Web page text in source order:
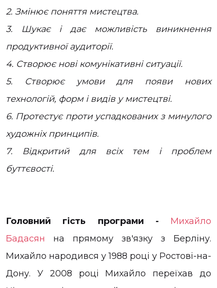
2. Змінює поняття мистецтва.
3. Шукає і дає можливість виникнення
продуктивної аудиторії.
4. Створює нові комунікативні ситуації.
5. Створює умови для появи нових
технологій, форм і видів у мистецтві.
6. Протестує проти успадкованих з минулого
художніх принципів.
7. Відкритий для всіх тем і проблем
буттєвості.
Головний гість програми - Михайло
Бадасян на прямому зв'язку з Берліну.
Михайло народився у 1988 році у Ростові-на-
Дону. У 2008 році Михайло переїхав до